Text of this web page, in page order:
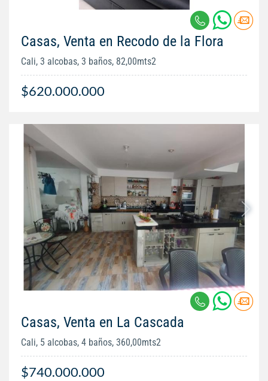
Casas, Venta en Recodo de la Flora
Cali, 3 alcobas, 3 baños, 82,00mts2
$620.000.000
Casas, Venta en La Cascada
Cali, 5 alcobas, 4 baños, 360,00mts2
$740.000.000